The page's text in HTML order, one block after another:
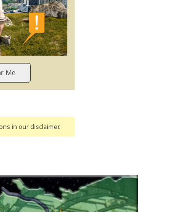
in our disclaimer.